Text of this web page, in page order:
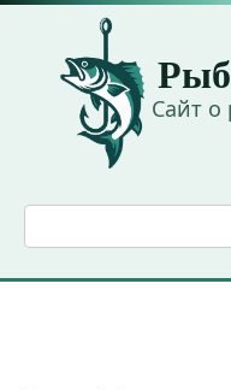
Перейти
контенту
Сайт